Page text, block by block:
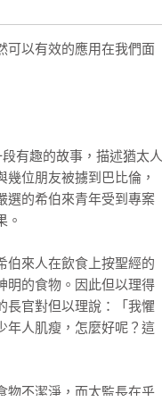
說
體一同面對反省
以有效的應用在我們面
有趣的故事，描述猶太人
位朋友被擄到巴比倫，
選的希伯來青年受到專案
。
來人在飲食上按聖經的
明的食物。因此但以理得
長官對但以理說：「我懼
年人肌瘦，怎麼好呢？這
不潔淨，而太監長在乎